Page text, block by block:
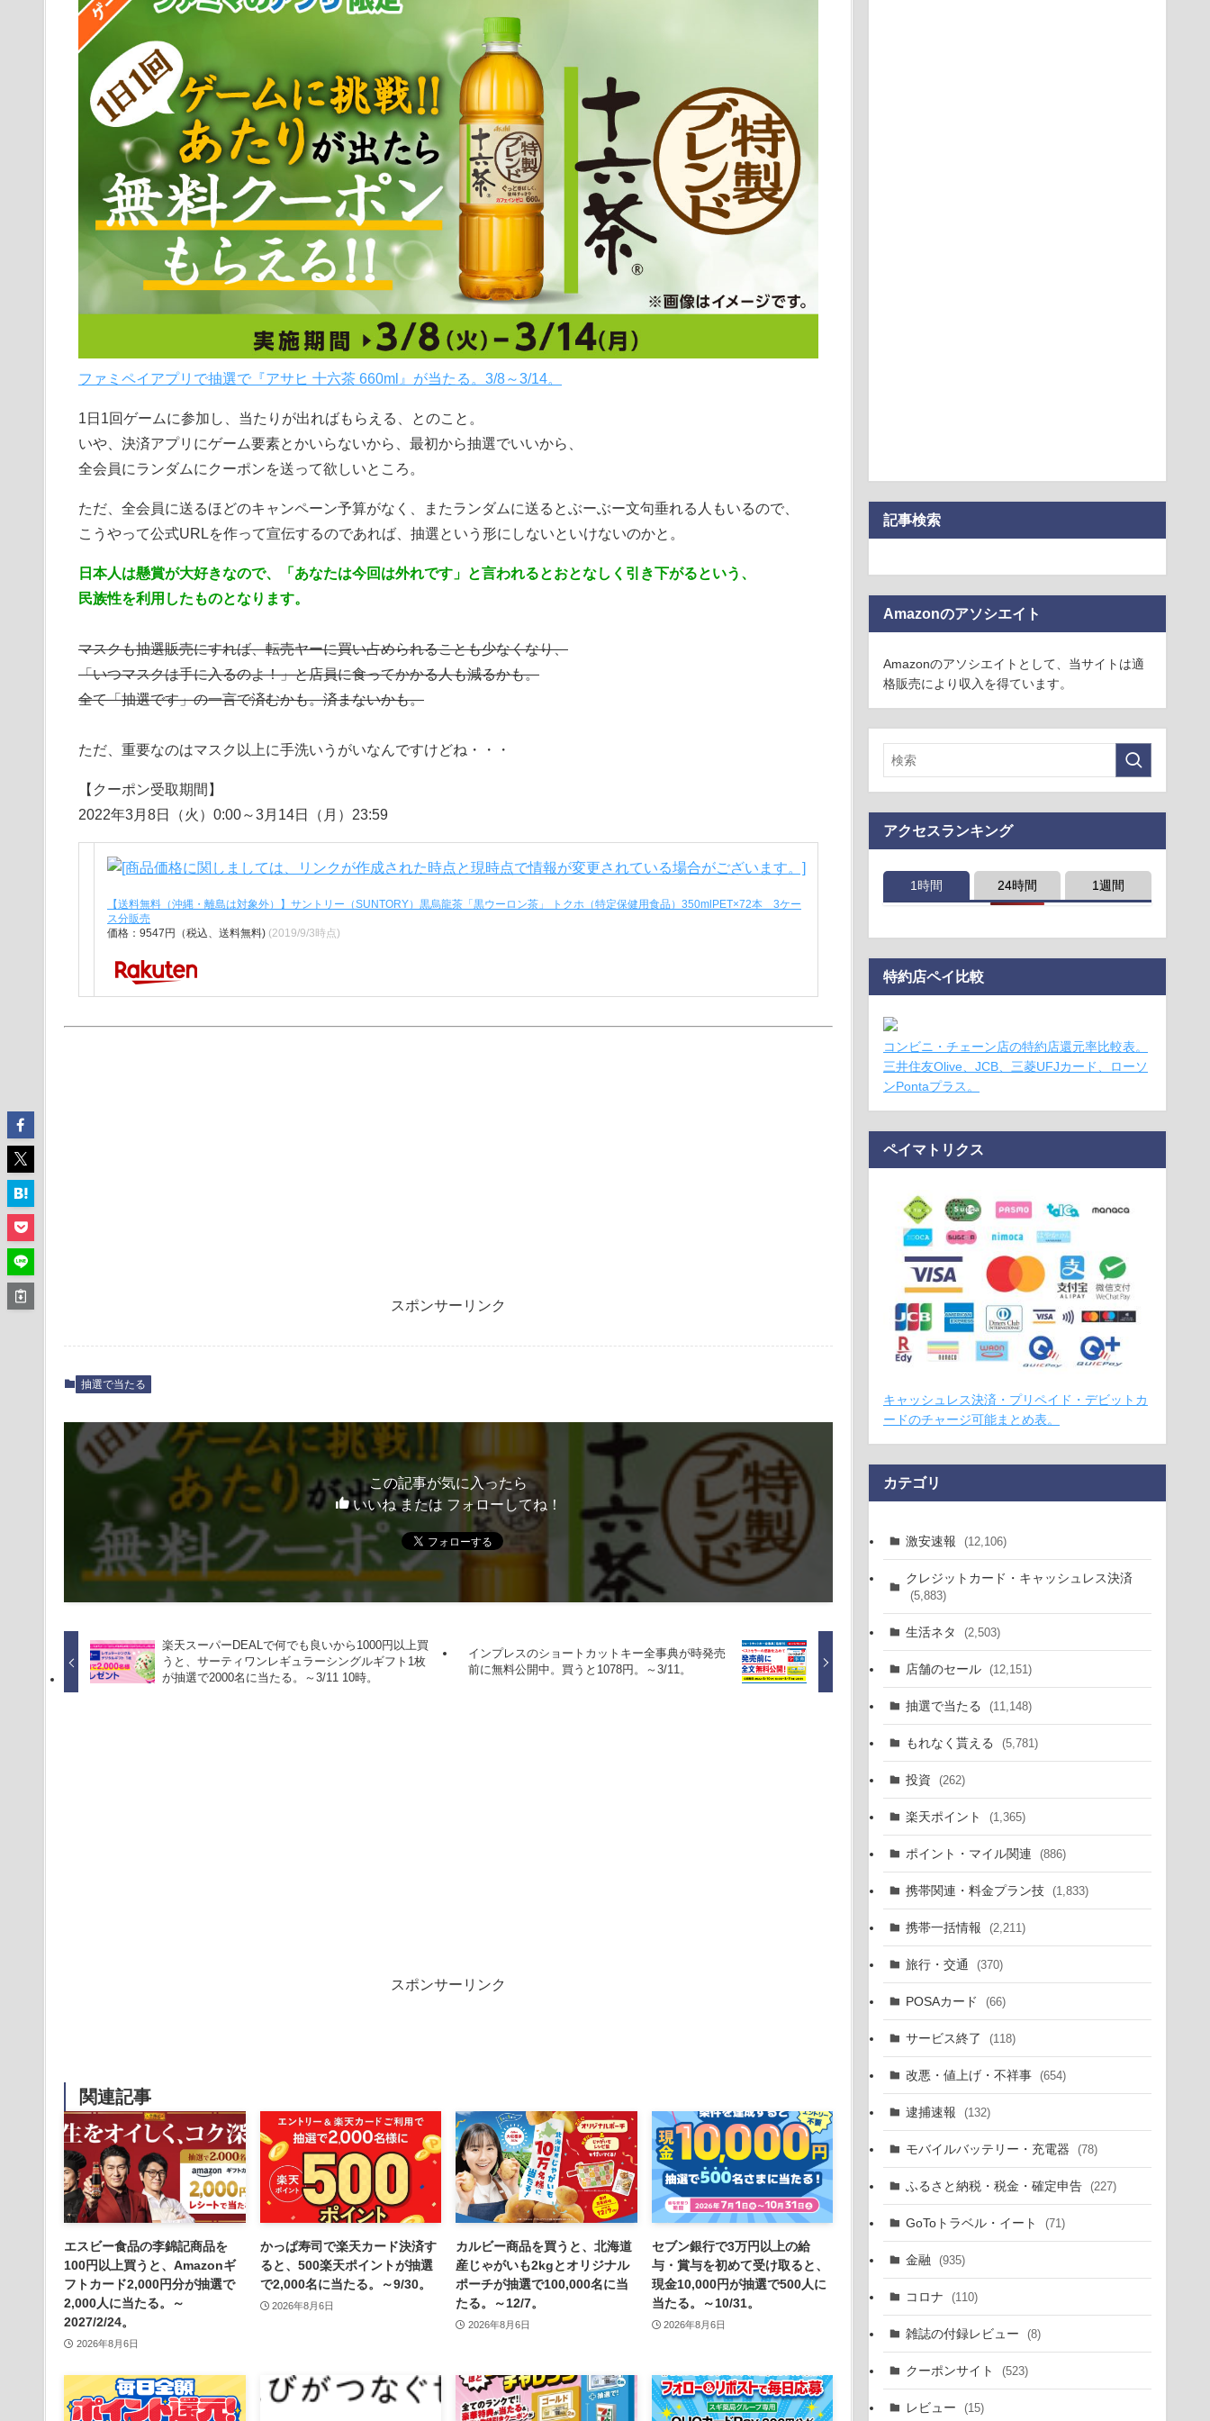
ファミペイアプリで抽選で『アサヒ 十六茶 660ml』が当たる。3/8～3/14。
1日1回ゲームに参加し、当たりが出ればもらえる、とのこと。
いや、決済アプリにゲーム要素とかいらないから、最初から抽選でいいから、
全会員にランダムにクーポンを送って欲しいところ。
ただ、全会員に送るほどのキャンペーン予算がなく、またランダムに送るとぶーぶー文句垂れる人もいるので、
こうやって公式URLを作って宣伝するのであれば、抽選という形にしないといけないのかと。
日本人は懸賞が大好きなので、「あなたは今回は外れです」と言われるとおとなしく引き下がるという、
民族性を利用したものとなります。
マスクも抽選販売にすれば、転売ヤーに買い占められることも少なくなり、
「いつマスクは手に入るのよ！」と店員に食ってかかる人も減るかも。
全て「抽選です」の一言で済むかも。済まないかも。
ただ、重要なのはマスク以上に手洗いうがいなんですけどね・・・
【クーポン受取期間】
2022年3月8日（火）0:00～3月14日（月）23:59
【送料無料（沖縄・離島は対象外）】サントリー（SUNTORY）黒烏龍茶「黒ウーロン茶」 トクホ（特定保健用食品）350mlPET×72本 3ケー
ス分販売
価格：9547円（税込、送料無料) (2019/9/3時点)
スポンサーリンク
抽選で当たる
この記事が気に入ったら
いいね または フォローしてね！
楽天スーパーDEALで何でも良いから1000円以上買
うと、サーティワンレギュラーシングルギフト1枚
が抽選で2000名に当たる。～3/11 10時。
インプレスのショートカットキー全事典が時発売
前に無料公開中。買うと1078円。～3/11。
スポンサーリンク
関連記事
エスビー食品の李錦記商品を
100円以上買うと、Amazonギ
フトカード2,000円分が抽選で
2,000人に当たる。～
2027/2/24。
2026年8月6日
かっぱ寿司で楽天カード決済す
ると、500楽天ポイントが抽選
で2,000名に当たる。～9/30。
2026年8月6日
カルビー商品を買うと、北海道
産じゃがいも2kgとオリジナル
ポーチが抽選で100,000名に当
たる。～12/7。
2026年8月6日
セブン銀行で3万円以上の給
与・賞与を初めて受け取ると、
現金10,000円が抽選で500人に
当たる。～10/31。
2026年8月6日
記事検索
Amazonのアソシエイト
Amazonのアソシエイトとして、当サイトは適
格販売により収入を得ています。
アクセスランキング
1時間 24時間 1週間
特約店ペイ比較
コンビニ・チェーン店の特約店還元率比較表。
三井住友Olive、JCB、三菱UFJカード、ローソ
ンPontaプラス。
ペイマトリクス
キャッシュレス決済・プリペイド・デビットカ
ードのチャージ可能まとめ表。
カテゴリ
激安速報 (12,106)
クレジットカード・キャッシュレス決済
(5,883)
生活ネタ (2,503)
店舗のセール (12,151)
抽選で当たる (11,148)
もれなく貰える (5,781)
投資 (262)
楽天ポイント (1,365)
ポイント・マイル関連 (886)
携帯関連・料金プラン技 (1,833)
携帯一括情報 (2,211)
旅行・交通 (370)
POSAカード (66)
サービス終了 (118)
改悪・値上げ・不祥事 (654)
逮捕速報 (132)
モバイルバッテリー・充電器 (78)
ふるさと納税・税金・確定申告 (227)
GoToトラベル・イート (71)
金融 (935)
コロナ (110)
雑誌の付録レビュー (8)
クーポンサイト (523)
レビュー (15)